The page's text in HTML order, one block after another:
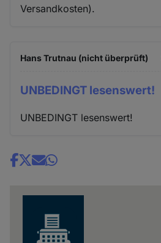
Versandkosten).
Hans Trutnau (nicht überprüft)
UNBEDINGT lesenswert!
UNBEDINGT lesenswert!
Share